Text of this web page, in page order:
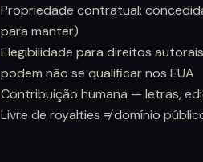
Propriedade contratual:
para manter)
Elegibilidade para direitos
podem não se qualificar nos EUA
Contribuição humana — letras,
Livre de royalties ≠ domínio